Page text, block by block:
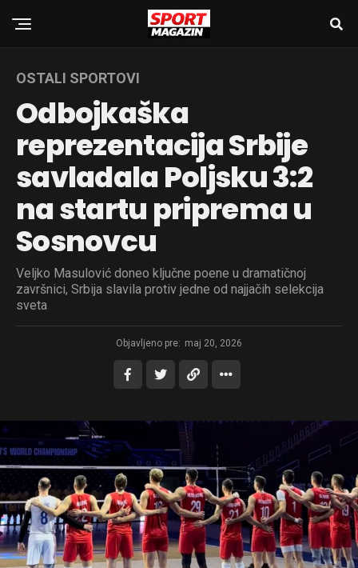
OSTALI SPORTOVI
Odbojkaška
reprezentacija Srbije
savladala Poljsku 3:2
na startu priprema u
Sosnovcu
Veljko Masulović doneo ključne poene u dramatičnoj
završnici, Srbija slavila protiv jedne od najjačih selekcija
sveta
Objavljeno pre: maj 20, 2026